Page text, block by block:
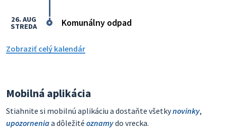
Komunálny odpad
26. AUG
STREDA
Zobraziť celý kalendár
Mobilná aplikácia
Stiahnite si mobilnú aplikáciu a dostaňte všetkynovinky,
upozorneniaa dôležité oznamydo vrecka.